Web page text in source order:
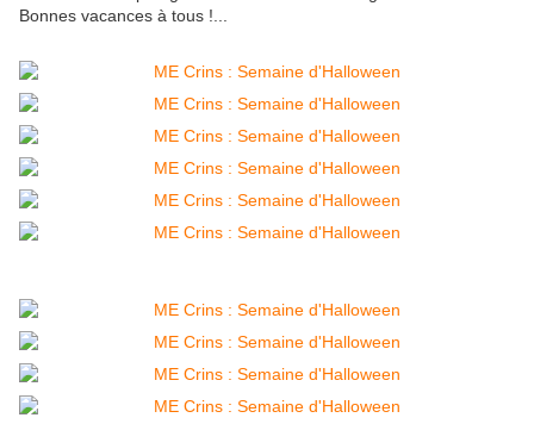
Bonnes vacances à tous !...